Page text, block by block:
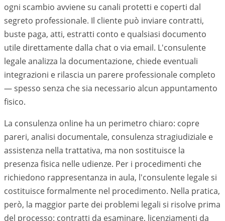
ogni scambio avviene su canali protetti e coperti dal
segreto professionale. Il cliente può inviare contratti,
buste paga, atti, estratti conto e qualsiasi documento
utile direttamente dalla chat o via email. L'consulente
legale analizza la documentazione, chiede eventuali
integrazioni e rilascia un parere professionale completo
— spesso senza che sia necessario alcun appuntamento
fisico.
La consulenza online ha un perimetro chiaro: copre
pareri, analisi documentale, consulenza stragiudiziale e
assistenza nella trattativa, ma non sostituisce la
presenza fisica nelle udienze. Per i procedimenti che
richiedono rappresentanza in aula, l'consulente legale si
costituisce formalmente nel procedimento. Nella pratica,
però, la maggior parte dei problemi legali si risolve prima
del processo: contratti da esaminare, licenziamenti da